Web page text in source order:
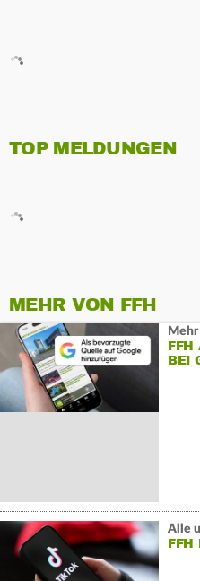
TOP MELDUNGEN
MEHR VON FFH
FFH
BEI
Alle
FFH